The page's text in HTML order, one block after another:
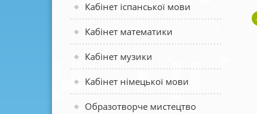
Кабінет іспанської мови
Кабінет математики
Кабінет музики
Кабінет німецької мови
Образотворче мистецтво